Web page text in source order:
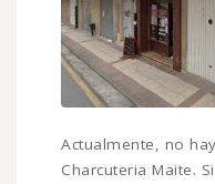
Actualmente, no
Charcuteria Maite.